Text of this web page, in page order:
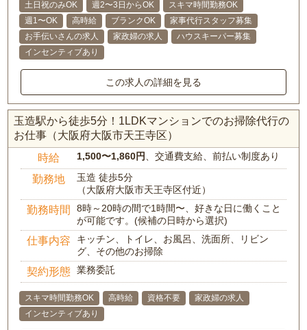
土日祝のみOK 週2〜3日からOK
スキマ時間勤務OK
週1〜OK
高時給 ブランクOK
家事代行スタッフ募集
お手伝いさんの求人
家政婦の求人
ハウスキーパー募集
インセンティブあり
この求人の詳細を見る
玉造駅から徒歩5分！1LDKマンションでのお掃除代行の
お仕事（大阪府大阪市天王寺区）
時給 1,500〜1,860円 、交通費支給、前払い制度あり
勤務地
玉造 徒歩5分
（大阪府大阪市天王寺区付近）
勤務時間
8時～20時の間で1時間〜、好きな日に働くこと
が可能です。(候補の日時から選択)
仕事内容
キッチン、トイレ、お風呂、洗面所、リビン
グ、その他のお掃除
契約形態 業務委託
スキマ時間勤務OK 高時給 資格不要
家政婦の求人
インセンティブあり